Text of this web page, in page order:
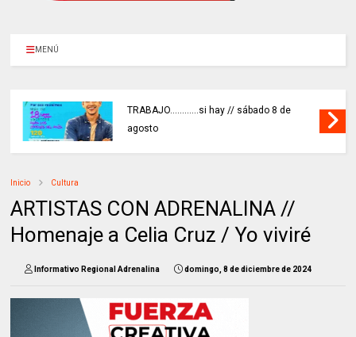
MENÚ
TRABAJO............si hay // sábado 8 de
agosto
Inicio Cultura
ARTISTAS CON ADRENALINA //
Homenaje a Celia Cruz / Yo viviré
Informativo Regional Adrenalina domingo, 8 de diciembre de 2024